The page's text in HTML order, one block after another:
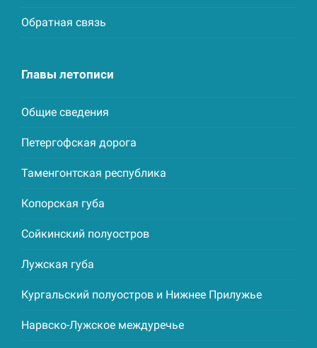
Обратная связь
Главы летописи
Общие сведения
Петергофская дорога
Таменгонтская республика
Копорская губа
Сойкинский полуостров
Лужская губа
Кургальский полуостров и Нижнее Прилужье
Нарвско-Лужское междуречье